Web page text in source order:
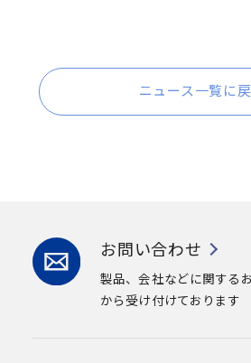
ニュース一覧に
お問い合わせ
製品、会社などに関する
から受け付けております